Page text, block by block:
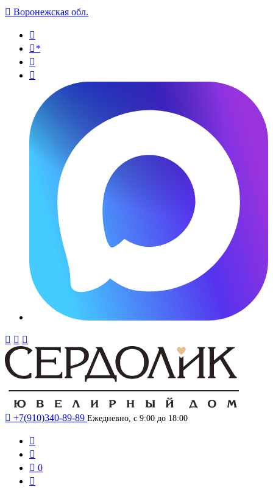
 Воронежская обл.

*


  
 +7(910)340-89-89 Ежедневно, с 9:00 до 18:00


 0
